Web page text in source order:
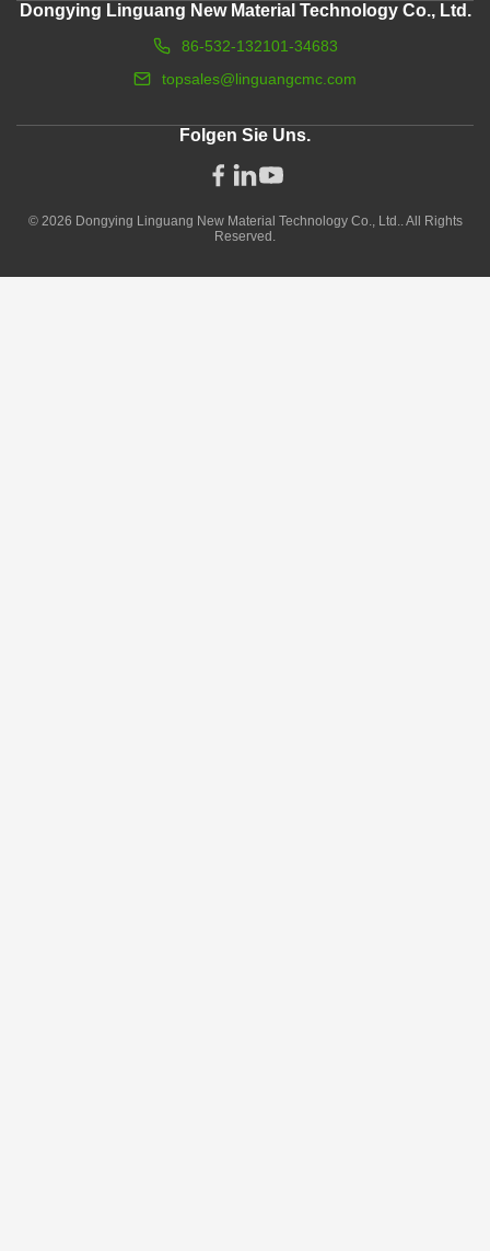
Dongying Linguang New Material Technology Co., Ltd.
86-532-132101-34683
topsales@linguangcmc.com
Folgen Sie Uns.
© 2026 Dongying Linguang New Material Technology Co., Ltd.. All Rights
Reserved.